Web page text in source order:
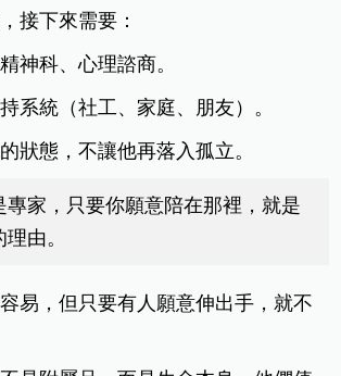
接下來需要：
神科、心理諮商。
系統（社工、家庭、朋友）。
狀態，不讓他再落入孤立。
專家，只要你願意陪在那裡，就是
由。
易，但只要有人願意伸出手，就不